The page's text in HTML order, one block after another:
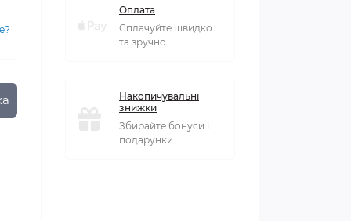
Оплата
Сплачуйте швидко
та зручно
Накопичувальні
знижки
Збирайте бонуси і
подарунки